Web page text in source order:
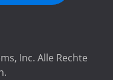
Inc. Alle Rechte